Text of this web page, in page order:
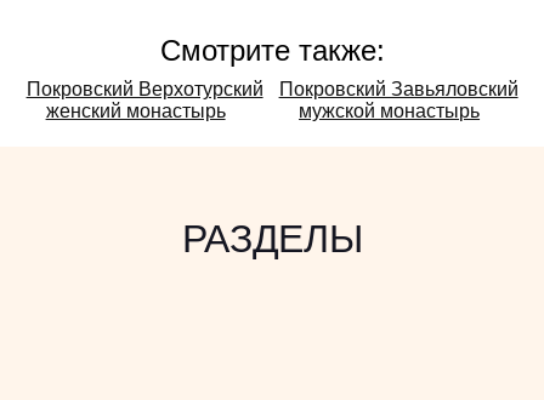
Смотрите также:
Смотрите
также:
Покровский Верхотурский
женский монастырь
Покровский Завьяловский
мужской монастырь
РАЗДЕЛЫ